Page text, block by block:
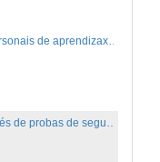
Os contornos personais de aprendizaxe na coordinación de materias.